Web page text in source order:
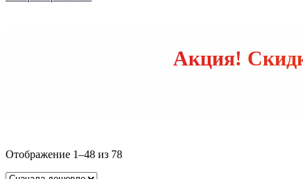
Акция!
Отображение 1–48 из 78Цены: